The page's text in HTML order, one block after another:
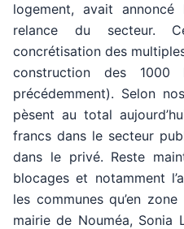
logement, avait annoncé
relance du secteur.
concrétisation des
construction des 1000
précédemment). Selon
pèsent au total
francs dans le secteur
dans le privé. Reste
blocages et notamment
les communes qu’en
mairie de Nouméa, Sonia